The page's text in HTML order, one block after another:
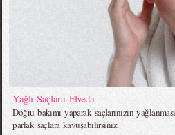
Yağlı Saçlara Elveda
Doğru bakımı yaparak saçlarınızın
parlak saçlara kavuşabilirsiniz.